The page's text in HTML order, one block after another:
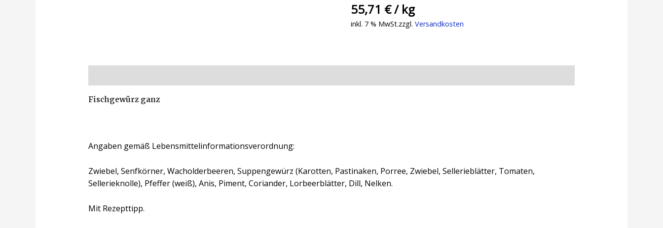
55,71 €/ kg
inkl. 7 % MwSt.zzgl.Versandkosten
Fischgewürz ganz
Angaben gemäß Lebensmittelinformationsverordnung:
Zwiebel, Senfkörner, Wacholderbeeren, Suppengewürz (Karotten, Pastinaken, Porree, Zwiebel, Sellerieblätter, Tomaten,
Sellerieknolle), Pfeffer (weiß), Anis, Piment, Coriander, Lorbeerblätter, Dill, Nelken.
Mit Rezepttipp.